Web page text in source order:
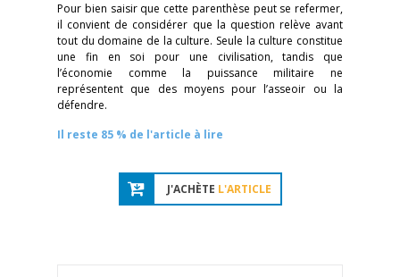
Pour bien saisir que cette parenthèse peut se refermer,
il convient de considérer que la question relève avant
tout du domaine de la culture. Seule la culture constitue
une fin en soi pour une civilisation, tandis que
l’économie comme la puissance militaire ne
représentent que des moyens pour l’asseoir ou la
défendre.
Il reste 85 % de l'article à lire
J'ACHÈTE L'ARTICLE